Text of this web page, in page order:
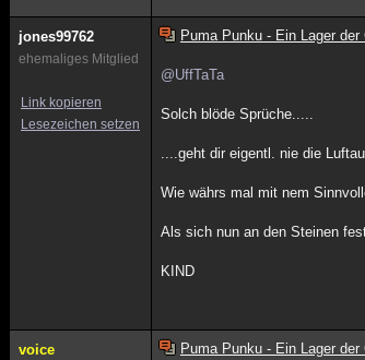
jones99762
ehemaliges Mitglied
Link kopieren
Lesezeichen setzen
Puma Punku - Ein Lager der
@UffTaTa
Solch blöde Sprüche.....
....geht dir eigentl. nie die
Wie währs mal mit nem
Als sich nun an den Steinen
KIND
voice Puma Punku - Ein Lager der